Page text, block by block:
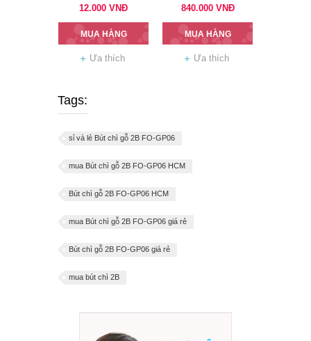
12.000 VNĐ
MUA HÀNG
Ưa thích
840.000 VNĐ
MUA HÀNG
Ưa thích
Tags:
sỉ và lẻ Bút chì gỗ 2B FO-GP06
mua Bút chì gỗ 2B FO-GP06 HCM
Bút chì gỗ 2B FO-GP06 HCM
mua Bút chì gỗ 2B FO-GP06 giá rẻ
Bút chì gỗ 2B FO-GP06 giá rẻ
mua bút chì 2B